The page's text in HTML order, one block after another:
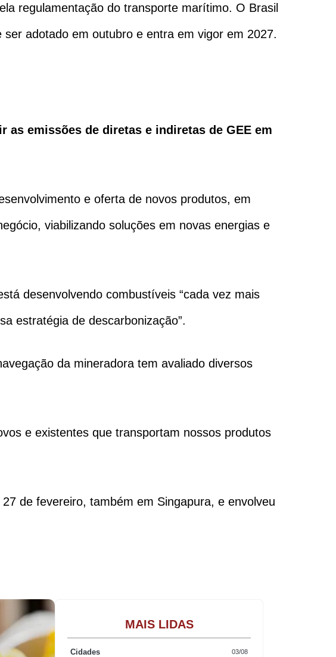
regulamentação do transporte marítimo. O Brasil
adotado em outubro e entra em vigor em 2027.
as emissões de diretas e indiretas de GEE em
e oferta de novos produtos, em
viabilizando soluções em novas energias e
desenvolvendo combustíveis “cada vez mais
estratégia de descarbonização”.
da mineradora tem avaliado diversos
e existentes que transportam nossos produtos
de fevereiro, também em Singapura, e envolveu
MAIS LIDAS
Cidades 03/08